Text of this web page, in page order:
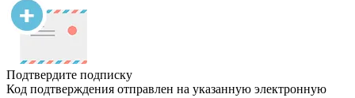
Подтвердите подписку
Код подтверждения отправлен на указанную электронную